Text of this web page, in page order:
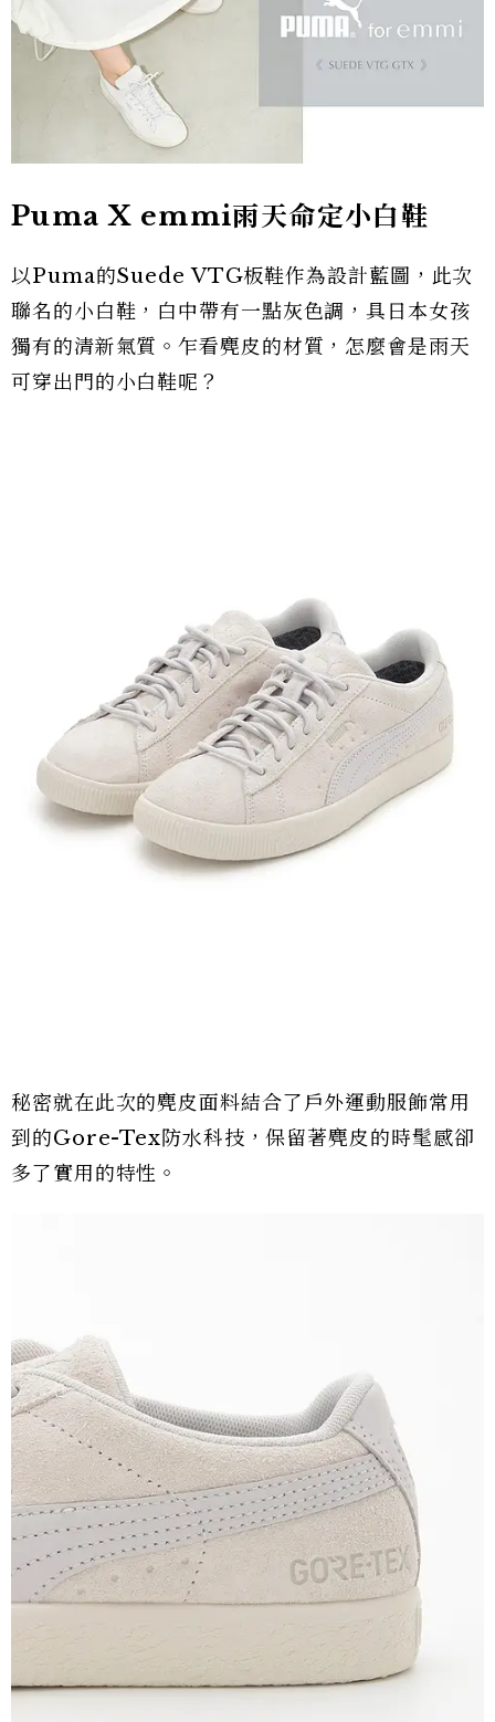
Puma X emmi雨天命定小白鞋
以Puma的Suede VTG板鞋作為設計藍圖，此次
聯名的小白鞋，白中帶有一點灰色調，具日本女孩
獨有的清新氣質。乍看麂皮的材質，怎麼會是雨天
可穿出門的小白鞋呢？
秘密就在此次的麂皮面料結合了戶外運動服飾常用
到的Gore-Tex防水科技，保留著麂皮的時髦感卻
多了實用的特性。